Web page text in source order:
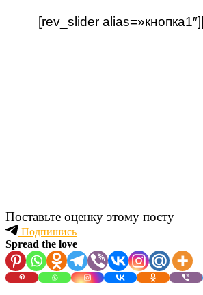
[rev_slider
Поставьте оценку этому посту
Подпишись
Spread the love